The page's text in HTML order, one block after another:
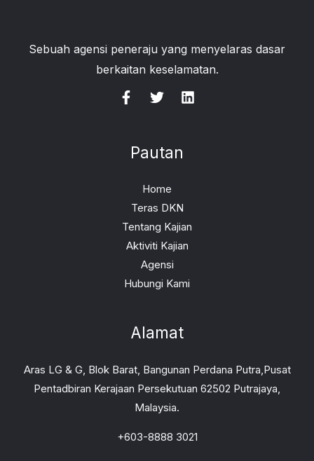
Sebuah agensi peneraju yang menyelaras dasar
berkaitan keselamatan.
Pautan
Home
Teras DKN
Tentang Kajian
Aktiviti Kajian
Agensi
Hubungi Kami
Alamat
Aras LG & G, Blok Barat, Bangunan Perdana Putra,Pusat
Pentadbiran Kerajaan Persekutuan 62502 Putrajaya,
Malaysia.
+603-8888 3021